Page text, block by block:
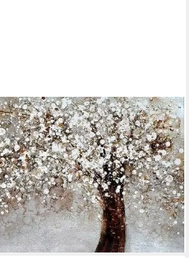
120cm breit, warme,
Leinwandbild auf Rahmen